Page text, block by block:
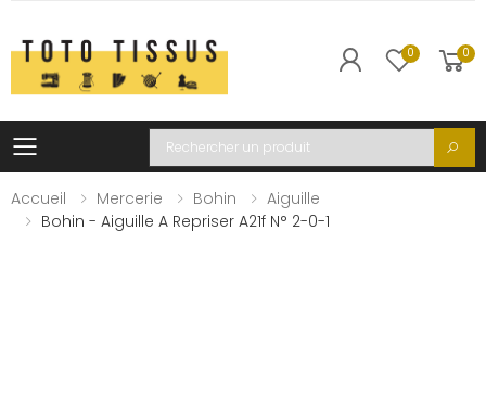
0 0
Toggle mobile menu
Recherche
Accueil
Mercerie Bohin
Aiguille
Bohin - Aiguille A Repriser A21f N° 2-0-1